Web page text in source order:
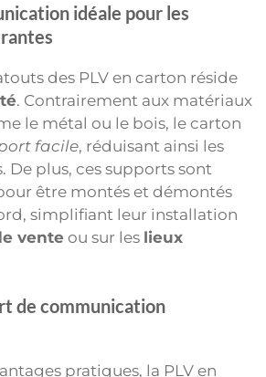
idéale pour les
des PLV en carton réside
. Contrairement aux matériaux
le métal ou le bois, le carton
facile, réduisant ainsi les
De plus, ces supports sont
être montés et démontés
simplifiant leur installation
vente ou sur les lieux
de communication
pratiques, la PLV en